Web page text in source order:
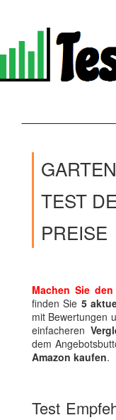
TEST
PREISE
Machen Sie
finden Sie 5
mit Bewertungen
einfacheren
dem
Amazon kaufen.
Test